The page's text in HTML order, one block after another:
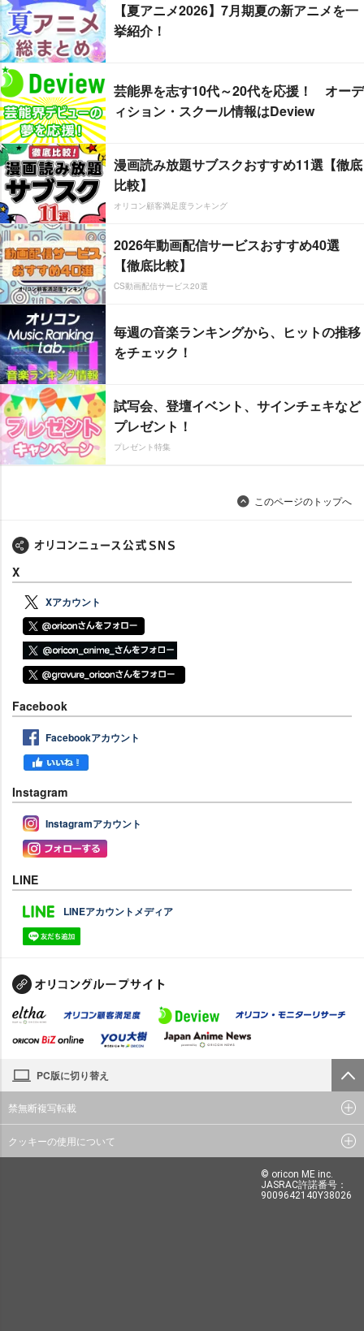
【夏アニメ2026】7月期夏の新アニメを一
挙紹介！
芸能界を志す10代～20代を応援！ オーデ
ィション・スクール情報はDeview
漫画読み放題サブスクおすすめ11選【徹底
比較】
オリコン顧客満足度ランキング
2026年動画配信サービスおすすめ40選
【徹底比較】
CS動画配信サービス20選
毎週の音楽ランキングから、ヒットの推移
をチェック！
試写会、登壇イベント、サインチェキなど
プレゼント！
プレゼント特集
このページのトップへ
X
Xアカウント
Facebook
Facebookアカウント
Instagram
Instagramアカウント
LINE
LINEアカウントメディア
PC版に切り替え
禁無断複写転載
クッキーの使用について
© oricon ME inc.
JASRAC許諾番号：
9009642140Y38026